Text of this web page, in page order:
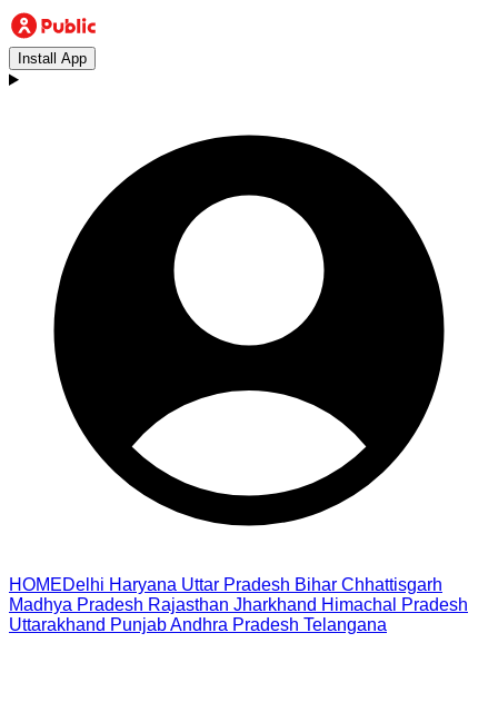
Install App
HOMEDelhi Haryana Uttar Pradesh Bihar Chhattisgarh
Madhya Pradesh Rajasthan Jharkhand Himachal Pradesh
Uttarakhand PunjabAndhra Pradesh Telangana